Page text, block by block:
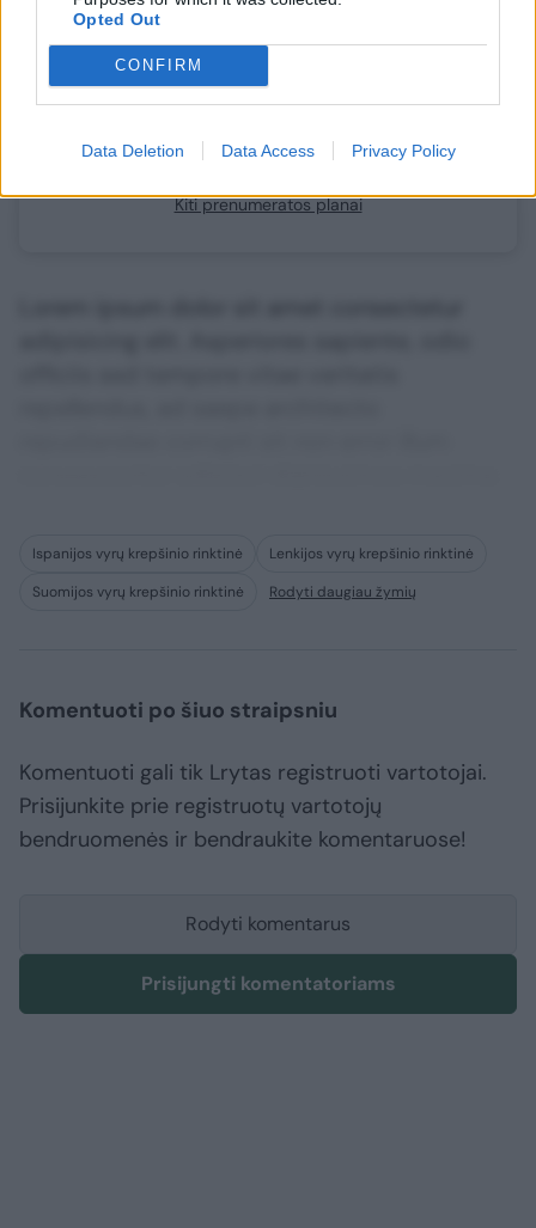
Opted Out
CONFIRM
Data Deletion Data Access Privacy Policy
Prenumeruoti
Kiti prenumeratos planai
Ispanijos vyrų krepšinio rinktinė
Lenkijos vyrų krepšinio rinktinė
Suomijos vyrų krepšinio rinktinė
Rodyti daugiau žymių
Komentuoti po šiuo straipsniu
Komentuoti gali tik Lrytas registruoti vartotojai.
Prisijunkite prie registruotų vartotojų
bendruomenės ir bendraukite komentaruose!
Rodyti komentarus
Prisijungti komentatoriams